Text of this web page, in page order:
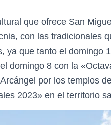
que ofrece San
con las tradicionales
ya que tanto el domingo
domingo 8 con la
por los templos
2023» en el territorio